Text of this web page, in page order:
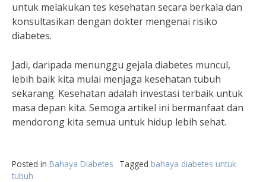
untuk melakukan tes kesehatan secara berkala dan
konsultasikan dengan dokter mengenai risiko
diabetes.
Jadi, daripada menunggu gejala diabetes muncul,
lebih baik kita mulai menjaga kesehatan tubuh
sekarang. Kesehatan adalah investasi terbaik untuk
masa depan kita. Semoga artikel ini bermanfaat dan
mendorong kita semua untuk hidup lebih sehat.
Posted in Bahaya Diabetes Tagged bahaya diabetes untuk
tubuh